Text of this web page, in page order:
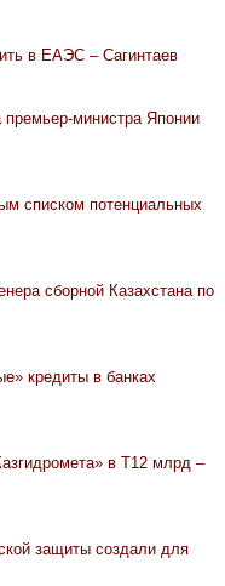
в ЕАЭС – Сагинтаев
премьер-министра Японии
списком потенциальных
сборной Казахстана по
кредиты в банках
в Т12 млрд –
защиты создали для